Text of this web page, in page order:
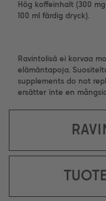
Hög koffeinhalt (300
100 ml färdig dryck).
Ravintolisä ei korvaa
elämäntapoja.
supplements do not
ersätter inte en